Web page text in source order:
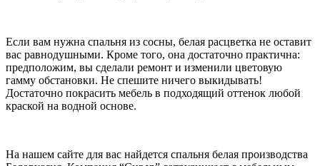
Если вам нужна спальня из сосны, белая расцветка не оставит
вас равнодушными. Кроме того, она достаточно практична:
предположим, вы сделали ремонт и изменили цветовую
гамму обстановки. Не спешите ничего выкидывать!
Достаточно покрасить мебель в подходящий оттенок любой
краской на водной основе.
На нашем сайте для вас найдется спальня белая производства